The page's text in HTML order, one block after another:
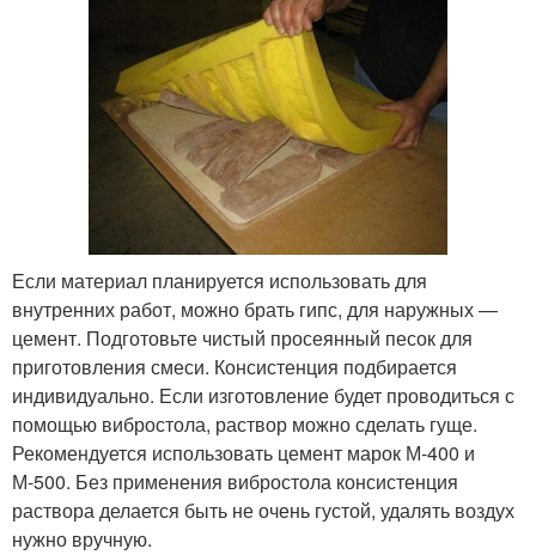
Если материал планируется использовать для
внутренних работ, можно брать гипс, для наружных —
цемент. Подготовьте чистый просеянный песок для
приготовления смеси. Консистенция подбирается
индивидуально. Если изготовление будет проводиться с
помощью вибростола, раствор можно сделать гуще.
Рекомендуется использовать цемент марок М-400 и
М-500. Без применения вибростола консистенция
раствора делается быть не очень густой, удалять воздух
нужно вручную.